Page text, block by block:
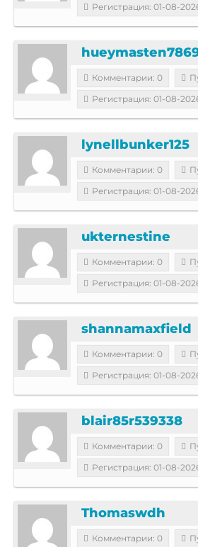
Регистрация: 01-08-
Комментарии: 0
Регистрация: 01-08-
lynellbunker125
Комментарии: 0
Регистрация: 01-08-
ukternestine
Комментарии: 0
Регистрация: 01-08-
shannamaxfield
Комментарии: 0
Регистрация: 01-08-
blair85r539338
Комментарии: 0
Регистрация: 01-08-
Thomaswdh
Комментарии: 0